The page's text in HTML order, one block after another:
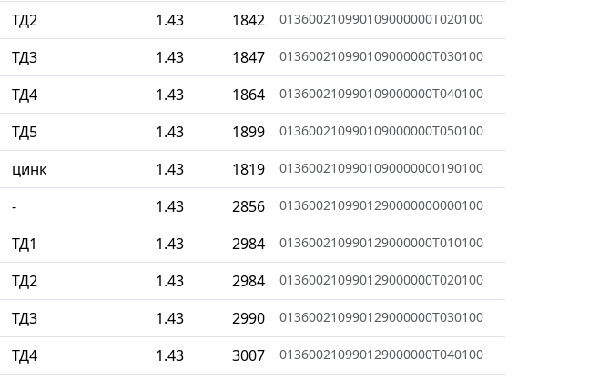
ТД2 1.43 1842 013600210990109000000T020100
ТД3 1.43 1847 013600210990109000000T030100
ТД4 1.43 1864 013600210990109000000T040100
ТД5 1.43 1899 013600210990109000000T050100
цинк 1.43 1819 0136002109901090000000190100
- 1.43 2856 0136002109901290000000000100
ТД1 1.43 2984 013600210990129000000T010100
ТД2 1.43 2984 013600210990129000000T020100
ТД3 1.43 2990 013600210990129000000T030100
ТД4 1.43 3007 013600210990129000000T040100